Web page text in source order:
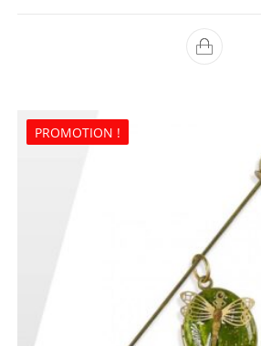
PROMOTION !